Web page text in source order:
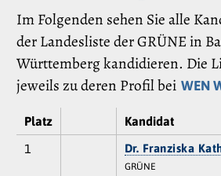
Im Folgenden sehen Sie alle
der Landesliste der GRÜNE in
Württemberg kandidieren. Die
jeweils zu deren Profil bei WEN
Platz
Kandidat
1
Dr. Franziska
GRÜNE